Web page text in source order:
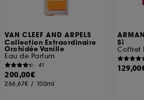
VAN CLEEF AND ARPELS
Collection Extraordinaire
Orchidée Vanille
Eau de Parfum
41
200,00€
266,67€ / 100ml
Sì